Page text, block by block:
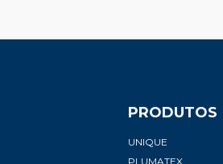
PRODUTOS
UNIQUE
PLUMATEX